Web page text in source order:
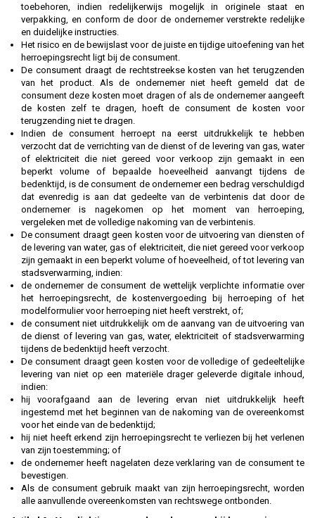
toebehoren, indien redelijkerwijs mogelijk in originele staat en
verpakking, en conform de door de ondernemer verstrekte redelijke
en duidelijke instructies.
Het risico en de bewijslast voor de juiste en tijdige uitoefening van het
herroepingsrecht ligt bij de consument.
De consument draagt de rechtstreekse kosten van het terugzenden
van het product. Als de ondernemer niet heeft gemeld dat de
consument deze kosten moet dragen of als de ondernemer aangeeft
de kosten zelf te dragen, hoeft de consument de kosten voor
terugzending niet te dragen.
Indien de consument herroept na eerst uitdrukkelijk te hebben
verzocht dat de verrichting van de dienst of de levering van gas, water
of elektriciteit die niet gereed voor verkoop zijn gemaakt in een
beperkt volume of bepaalde hoeveelheid aanvangt tijdens de
bedenktijd, is de consument de ondernemer een bedrag verschuldigd
dat evenredig is aan dat gedeelte van de verbintenis dat door de
ondernemer is nagekomen op het moment van herroeping,
vergeleken met de volledige nakoming van de verbintenis.
De consument draagt geen kosten voor de uitvoering van diensten of
de levering van water, gas of elektriciteit, die niet gereed voor verkoop
zijn gemaakt in een beperkt volume of hoeveelheid, of tot levering van
stadsverwarming, indien:
de ondernemer de consument de wettelijk verplichte informatie over
het herroepingsrecht, de kostenvergoeding bij herroeping of het
modelformulier voor herroeping niet heeft verstrekt, of;
de consument niet uitdrukkelijk om de aanvang van de uitvoering van
de dienst of levering van gas, water, elektriciteit of stadsverwarming
tijdens de bedenktijd heeft verzocht.
De consument draagt geen kosten voor de volledige of gedeeltelijke
levering van niet op een materiële drager geleverde digitale inhoud,
indien:
hij voorafgaand aan de levering ervan niet uitdrukkelijk heeft
ingestemd met het beginnen van de nakoming van de overeenkomst
voor het einde van de bedenktijd;
hij niet heeft erkend zijn herroepingsrecht te verliezen bij het verlenen
van zijn toestemming; of
de ondernemer heeft nagelaten deze verklaring van de consument te
bevestigen.
Als de consument gebruik maakt van zijn herroepingsrecht, worden
alle aanvullende overeenkomsten van rechtswege ontbonden.